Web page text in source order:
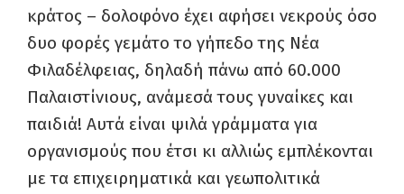
κράτος – δολοφόνο έχει αφήσει νεκρούς όσο
δυο φορές γεμάτο το γήπεδο της Νέα
Φιλαδέλφειας, δηλαδή πάνω από 60.000
Παλαιστίνιους, ανάμεσά τους γυναίκες και
παιδιά! Αυτά είναι ψιλά γράμματα για
οργανισμούς που έτσι κι αλλιώς εμπλέκονται
με τα επιχειρηματικά και γεωπολιτικά